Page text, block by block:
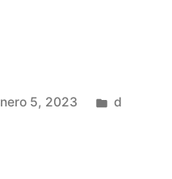
5, 2023 d